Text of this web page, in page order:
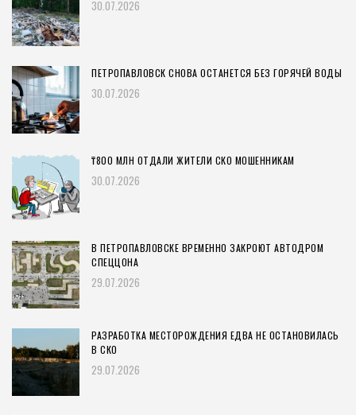
30.07.2026
ПЕТРОПАВЛОВСК СНОВА ОСТАНЕТСЯ БЕЗ ГОРЯЧЕЙ ВОДЫ
30.07.2026
₸800 МЛН ОТДАЛИ ЖИТЕЛИ СКО МОШЕННИКАМ
30.07.2026
В ПЕТРОПАВЛОВСКЕ ВРЕМЕННО ЗАКРОЮТ АВТОДРОМ
СПЕЦЦОНА
29.07.2026
РАЗРАБОТКА МЕСТОРОЖДЕНИЯ ЕДВА НЕ ОСТАНОВИЛАСЬ
В СКО
29.07.2026